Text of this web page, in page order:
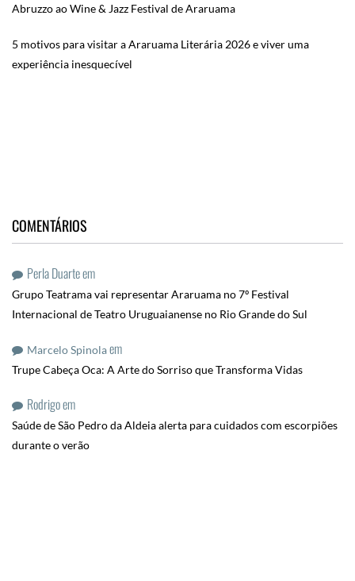
Abruzzo ao Wine & Jazz Festival de Araruama
5 motivos para visitar a Araruama Literária 2026 e viver uma
experiência inesquecível
COMENTÁRIOS
Perla Duarteem
Grupo Teatrama vai representar Araruama no 7º Festival
Internacional de Teatro Uruguaianense no Rio Grande do Sul
Marcelo Spinolaem
Trupe Cabeça Oca: A Arte do Sorriso que Transforma Vidas
Rodrigoem
Saúde de São Pedro da Aldeia alerta para cuidados com escorpiões
durante o verão